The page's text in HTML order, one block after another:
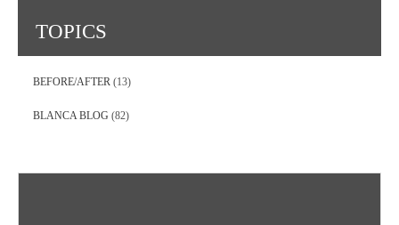
TOPICS
BEFORE/AFTER (13)
BLANCA BLOG (82)